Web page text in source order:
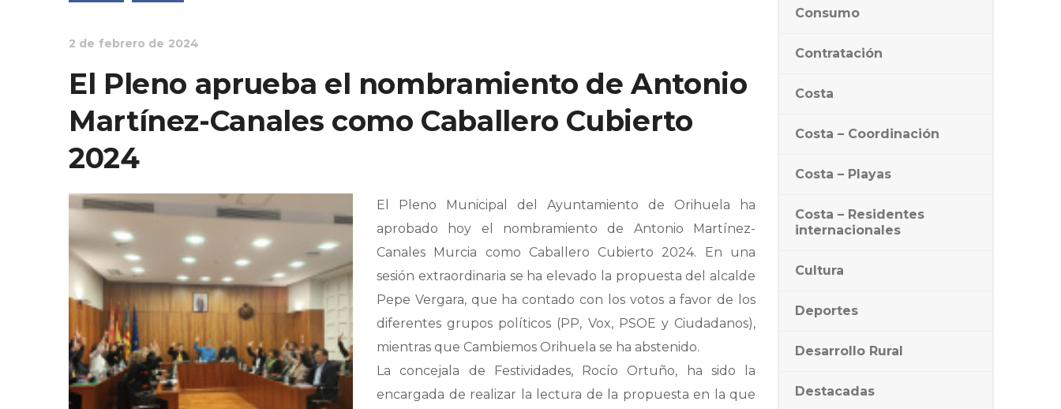
2 de febrero de 2024
El Pleno aprueba el nombramiento de Antonio
Martínez-Canales como Caballero Cubierto
2024
El Pleno Municipal del Ayuntamiento de Orihuela ha
aprobado hoy el nombramiento de Antonio Martínez-
Canales Murcia como Caballero Cubierto 2024. En una
sesión extraordinaria se ha elevado la propuesta del alcalde
Pepe Vergara, que ha contado con los votos a favor de los
diferentes grupos políticos (PP, Vox, PSOE y Ciudadanos),
mientras que Cambiemos Orihuela se ha abstenido.
La concejala de Festividades, Rocío Ortuño, ha sido la
encargada de realizar la lectura de la propuesta en la que
Consumo
Contratación
Costa
Costa – Coordinación
Costa – Playas
Costa – Residentes
internacionales
Cultura
Deportes
Desarrollo Rural
Destacadas